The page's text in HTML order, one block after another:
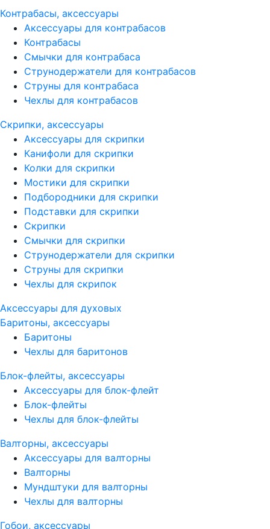
Контрабасы, аксессуары
Аксессуары для контрабасов
Контрабасы
Смычки для контрабаса
Струнодержатели для контрабасов
Струны для контрабаса
Чехлы для контрабасов
Скрипки, аксессуары
Аксессуары для скрипки
Канифоли для скрипки
Колки для скрипки
Мостики для скрипки
Подбородники для скрипки
Подставки для скрипки
Скрипки
Смычки для скрипки
Струнодержатели для скрипки
Струны для скрипки
Чехлы для скрипок
Аксессуары для духовых
Баритоны, аксессуары
Баритоны
Чехлы для баритонов
Блок-флейты, аксессуары
Аксессуары для блок-флейт
Блок-флейты
Чехлы для блок-флейты
Валторны, аксессуары
Аксессуары для валторны
Валторны
Мундштуки для валторны
Чехлы для валторны
Гобои, аксессуары